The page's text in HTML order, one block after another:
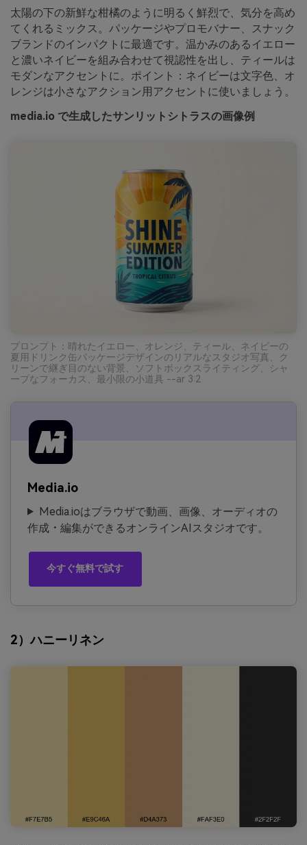
太陽の下の新鮮な柑橘のように明るく鮮烈で、気分を高め
てくれるミックス。パッケージやプロモバナー、スナック
ブランドのインパクトに最適です。温かみのあるイエロー
と濃いネイビーを組み合わせて視認性を出し、ティールは
モダンなアクセントに。ポイント：ネイビーは文字色、オ
レンジは小さなアクション用アクセントに使いましょう。
media.io で生成したサンリットシトラスの画像例
プロンプト：晴れたイエロー、オレンジ、ティール、ネイビーの
夏用ドリンク缶パッケージデザインのリアルなスタジオ写真、ク
リーンで継ぎ目のない背景、ソフトボックスライティング、シャ
ープなフォーカス、最小限の小道具 --ar 3:2
Media.io
Media.ioはブラウザで動画、画像、オーディオの
作成・編集ができるオンラインAIスタジオです。
今すぐ無料で試す
2）ハニーリネン